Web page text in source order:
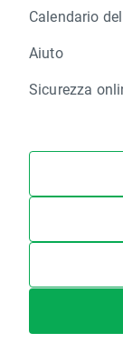
Calendario
Aiuto
Sicurezza